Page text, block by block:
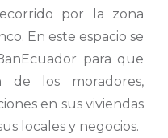
por la zona
En este espacio se
para que
de los moradores,
en sus viviendas
locales y negocios.